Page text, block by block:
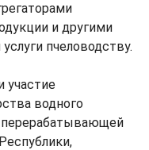
и другими
пчеловодству.
участие
водного
перерабатывающей